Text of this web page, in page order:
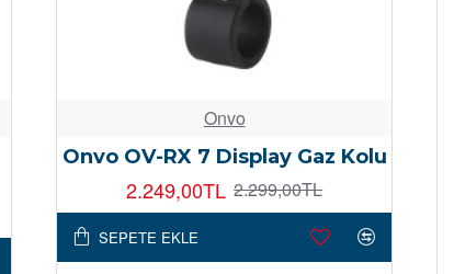
Onvo
Onvo OV-RX 7 Display Gaz Kolu
2.249,00TL 2.299,00TL
SEPETE EKLE